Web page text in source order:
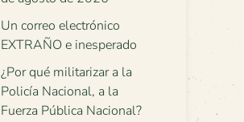
Un correo electrónico
EXTRAÑO e inesperado
¿Por qué militarizar a la
Policía Nacional, a la
Fuerza Pública Nacional?